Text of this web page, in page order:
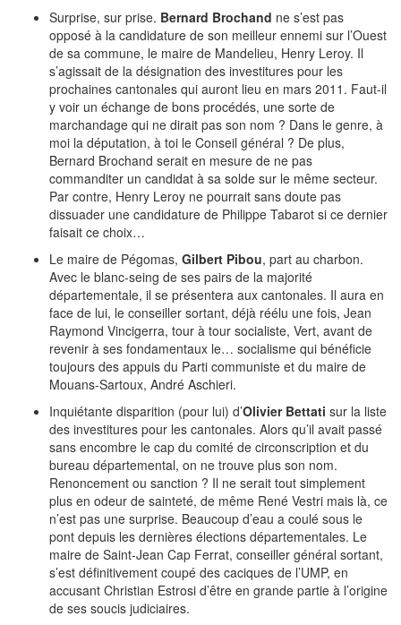
Surprise, sur prise. Bernard Brochand ne s’est pas
opposé à la candidature de son meilleur ennemi sur l’Ouest
de sa commune, le maire de Mandelieu, Henry Leroy. Il
s’agissait de la désignation des investitures pour les
prochaines cantonales qui auront lieu en mars 2011. Faut-il
y voir un échange de bons procédés, une sorte de
marchandage qui ne dirait pas son nom ? Dans le genre, à
moi la députation, à toi le Conseil général ? De plus,
Bernard Brochand serait en mesure de ne pas
commanditer un candidat à sa solde sur le même secteur.
Par contre, Henry Leroy ne pourrait sans doute pas
dissuader une candidature de Philippe Tabarot si ce dernier
faisait ce choix…
Le maire de Pégomas, Gilbert Pibou, part au charbon.
Avec le blanc-seing de ses pairs de la majorité
départementale, il se présentera aux cantonales. Il aura en
face de lui, le conseiller sortant, déjà réélu une fois, Jean
Raymond Vincigerra, tour à tour socialiste, Vert, avant de
revenir à ses fondamentaux le… socialisme qui bénéficie
toujours des appuis du Parti communiste et du maire de
Mouans-Sartoux, André Aschieri.
Inquiétante disparition (pour lui) d’Olivier Bettati sur la liste
des investitures pour les cantonales. Alors qu’il avait passé
sans encombre le cap du comité de circonscription et du
bureau départemental, on ne trouve plus son nom.
Renoncement ou sanction ? Il ne serait tout simplement
plus en odeur de sainteté, de même René Vestri mais là, ce
n’est pas une surprise. Beaucoup d’eau a coulé sous le
pont depuis les dernières élections départementales. Le
maire de Saint-Jean Cap Ferrat, conseiller général sortant,
s’est définitivement coupé des caciques de l’UMP, en
accusant Christian Estrosi d’être en grande partie à l’origine
de ses soucis judiciaires.